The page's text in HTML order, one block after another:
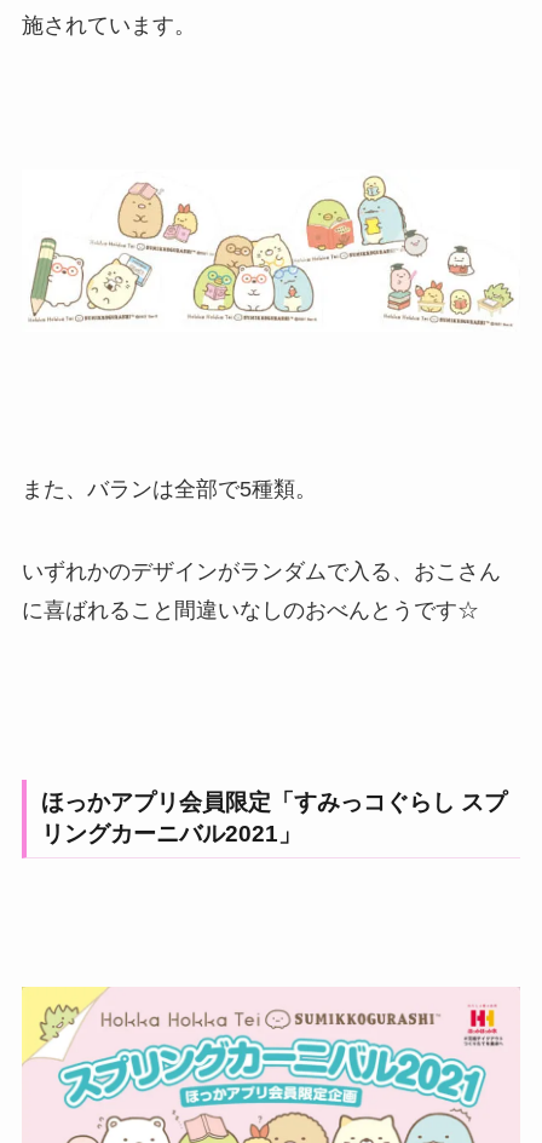
施されています。
また、バランは全部で5種類。
いずれかのデザインがランダムで入る、おこさん
に喜ばれること間違いなしのおべんとうです☆
ほっかアプリ会員限定「すみっコぐらし スプ
リングカーニバル2021」